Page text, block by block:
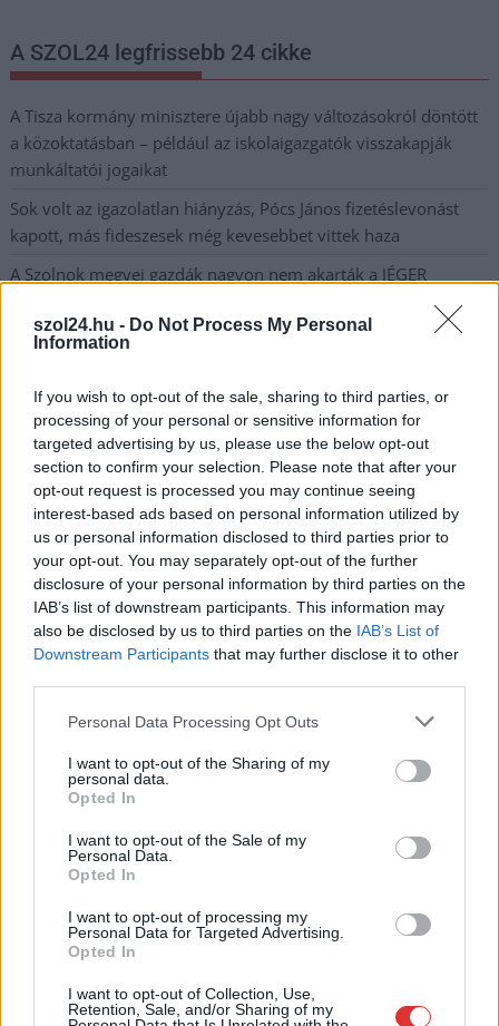
szol24.hu - Do Not Process My Personal
Information
If you wish to opt-out of the sale, sharing to third parties, or
processing of your personal or sensitive information for
targeted advertising by us, please use the below opt-out
section to confirm your selection. Please note that after your
opt-out request is processed you may continue seeing
interest-based ads based on personal information utilized by
us or personal information disclosed to third parties prior to
your opt-out. You may separately opt-out of the further
disclosure of your personal information by third parties on the
IAB’s list of downstream participants. This information may
also be disclosed by us to third parties on the IAB’s List of
Downstream Participants that may further disclose it to other
Please note that this website/app uses one or more Google
not limited to your visit or usage behaviour. You may click to
grant or deny consent to Google and its third-party tags to
use your data for below specified purposes in below Google
consent section.
Personal Data Processing Opt Outs
I want to opt-out of the Sharing of my
personal data.
Opted In
I want to opt-out of the Sale of my
Personal Data.
Opted In
I want to opt-out of processing my
Personal Data for Targeted Advertising.
Opted In
I want to opt-out of Collection, Use,
Retention, Sale, and/or Sharing of my
A SZOL24 legfrissebb 24 cikke
A Tisza kormány minisztere újabb nagy változásokról döntött
a közoktatásban – például az iskolaigazgatók visszakapják
munkáltatói jogaikat
Sok volt az igazolatlan hiányzás, Pócs János fizetéslevonást
kapott, más fideszesek még kevesebbet vittek haza
A Szolnok megyei gazdák nagyon nem akarták a JÉGER
Csendélet 5.0: alig balesetveszélyes lépcső és remek
élhető város
Pénteken újra csökken a benzin és a gázolaj ára is
Napokon belül megválasztja az új köztársasági elnököt az
Országgyűlés
Kiterjedt tüzek pusztítanak az országban, köztük Karcagon
Harmadfokú hőségriasztás az országban: Szolnokon klímát
javítottak, helikoptereket is bevetettek a tüzeknél
A zárkában rosszul lett, elájult – ilyen körülményekről
számoltak be a szolnoki börtönből
vasútvonal közlekedését
A polgármester a szolnoki cégekhez fordult: több száz
elbocsátott dolgozón segítene
Csődbe ment a tószegi Accell Hunland, a hazai
kerékpárgyártás meghatározó szereplője
ezelőtti árvíz idején és így most – fotógyűjtemény
ugyanazokból a szögekből
Ilyenek eddig a tapasztalatok a vendégektől – a hőhullám